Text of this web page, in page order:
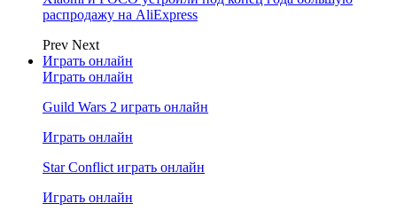
распродажу на AliExpress
Prev Next
Играть онлайн
Играть онлайн
Guild Wars 2 играть онлайн
Играть онлайн
Star Conflict играть онлайн
Играть онлайн